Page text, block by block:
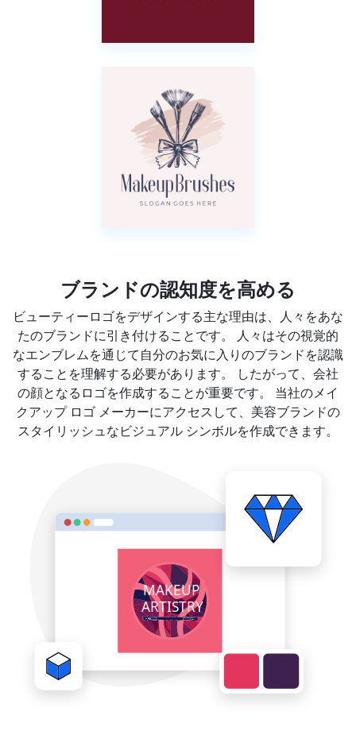
ブランドの認知度を高める
ビューティーロゴをデザインする主な理由は、人々をあな
たのブランドに引き付けることです。 人々はその視覚的
なエンブレムを通じて自分のお気に入りのブランドを認識
することを理解する必要があります。 したがって、会社
の顔となるロゴを作成することが重要です。 当社のメイ
クアップ ロゴ メーカーにアクセスして、美容ブランドの
スタイリッシュなビジュアル シンボルを作成できます。